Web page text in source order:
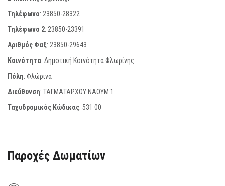
Τηλέφωνο: 23850-28322
Τηλέφωνο 2: 23850-23391
Αριθμός Φαξ: 23850-29643
Κοινότητα: Δημοτική Κοινότητα Φλωρίνης
Πόλη: Φλώρινα
Διεύθυνση: ΤΑΓΜΑΤΑΡΧΟΥ ΝΑΟΥΜ 1
Ταχυδρομικός Κώδικας: 531 00
Παροχές Δωματίων